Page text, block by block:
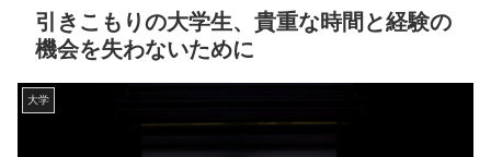
引きこもりの大学生、貴重な時間と経験の
機会を失わないために
大学